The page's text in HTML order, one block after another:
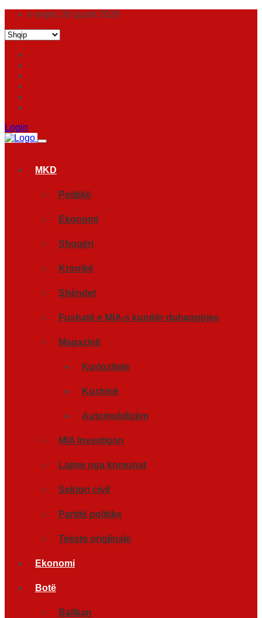
e enjte, 06 gusht 2026
Login
MKD
Politikë
Ekonomi
Shoqëri
Kronikë
Shèndet
Fushatë e MIA-s kundër duhanpirjes
Magazinë
Kuriozitete
Kuzhinè
Automobilizèm
MIA Investigon
Lajme nga komunat
Sektori civil
Partitë politike
Tekste origjinale
Ekonomi
Botë
Ballkan